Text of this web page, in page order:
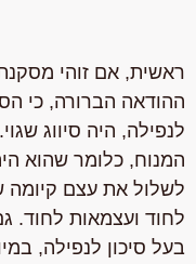
ראשית, אם זוהי
ההודאה הברורה, כי
לנפילה, היה סיווג שגוי.
המנוח, כלומר שהוא
לשלול את עצם קיומה
לחוד ועצמאות לחוד.
בעל סיכון לנפילה,